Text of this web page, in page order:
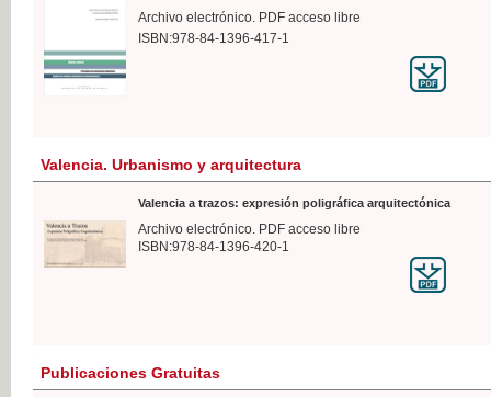
Archivo electrónico. PDF acceso libre
ISBN:978-84-1396-417-1
Valencia. Urbanismo y arquitectura
Valencia a trazos: expresión poligráfica arquitectónica
Archivo electrónico. PDF acceso libre
ISBN:978-84-1396-420-1
Publicaciones Gratuitas